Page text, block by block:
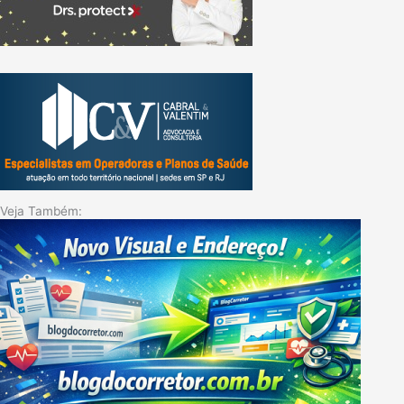
Veja Também: